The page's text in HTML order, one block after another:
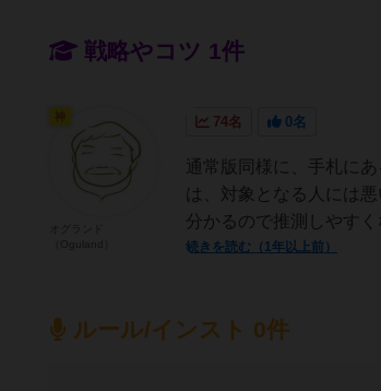
戦略やコツ 1件
74名 0名
通常版同様に、手札に
は、対象となる人には
分かるので推測しやすく
続きを読む（1年以上前）
ルール/インスト 0件